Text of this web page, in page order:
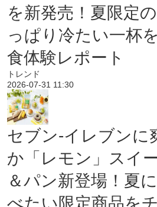
を新発売！夏限定
っぱり冷たい一杯
食体験レポート
トレンド
2026-07-31 11:30
セブン‐イレブンに
か「レモン」スイ
＆パン新登場！夏
べたい限定商品を